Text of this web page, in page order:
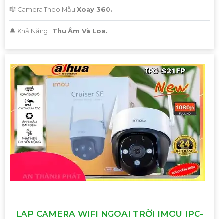
🎼️ Camera Theo Mẫu Xoay 360.
️🔔 Khả Năng : Thu Âm Và Loa.
LAP CAMERA WIFI NGOAI TRỜI IMOU IPC-